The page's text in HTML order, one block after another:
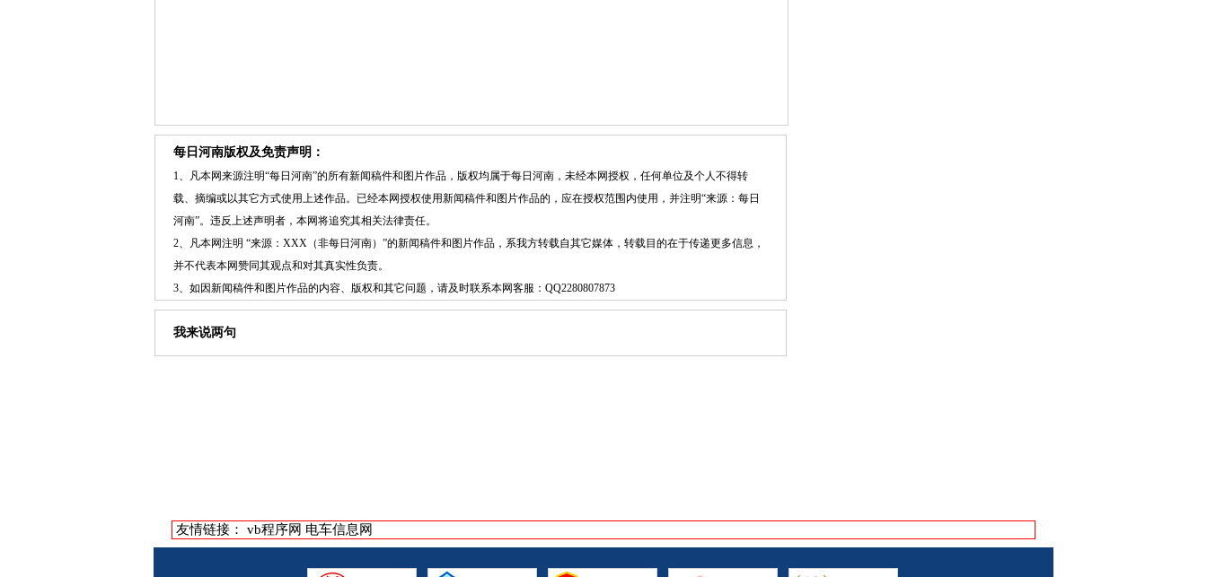
每日河南版权及免责声明：
1、凡本网来源注明“每日河南”的所有新闻稿件和图片作品，版权均属于每日河南，未经本网授权，任何单位及个人不得转
载、摘编或以其它方式使用上述作品。已经本网授权使用新闻稿件和图片作品的，应在授权范围内使用，并注明“来源：每日
河南”。违反上述声明者，本网将追究其相关法律责任。
2、凡本网注明 “来源：XXX（非每日河南）”的新闻稿件和图片作品，系我方转载自其它媒体，转载目的在于传递更多信息，
并不代表本网赞同其观点和对其真实性负责。
3、如因新闻稿件和图片作品的内容、版权和其它问题，请及时联系本网客服： QQ2280807873
我来说两句
友情链接： vb程序网 电车信息网